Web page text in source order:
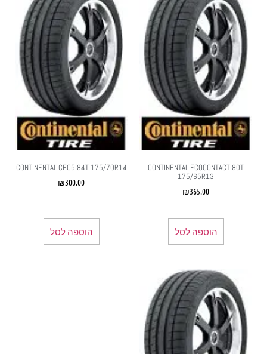
CONTINENTAL ECOCONTACT 80T
175/65R13
₪365.00
הוספה לסל
CONTINENTAL CEC5 84T 175/70R14
₪300.00
הוספה לסל